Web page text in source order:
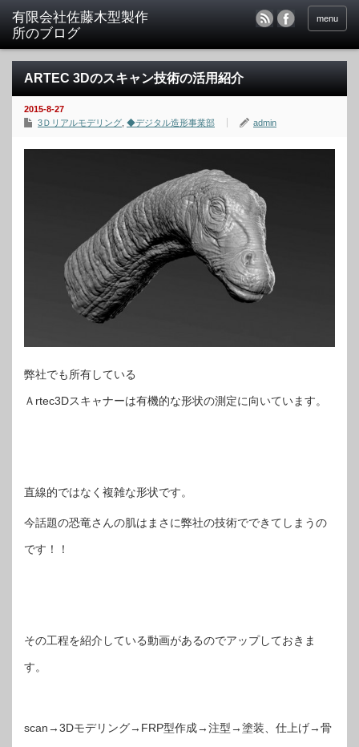
menu
ARTEC 3Dのスキャン技術の活用紹介
2015-8-27
3Ｄリアルモデリング ◆デジタル造形事業部 admin
弊社でも所有している
Ａrtec3Dスキャナーは有機的な形状の測定に向いています。
直線的ではなく複雑な形状です。
今話題の恐竜さんの肌はまさに弊社の技術でできてしまうの
です！！
その工程を紹介している動画があるのでアップしておきま
す。
scan→3Dモデリング→FRP型作成→注型→塗装、仕上げ→骨